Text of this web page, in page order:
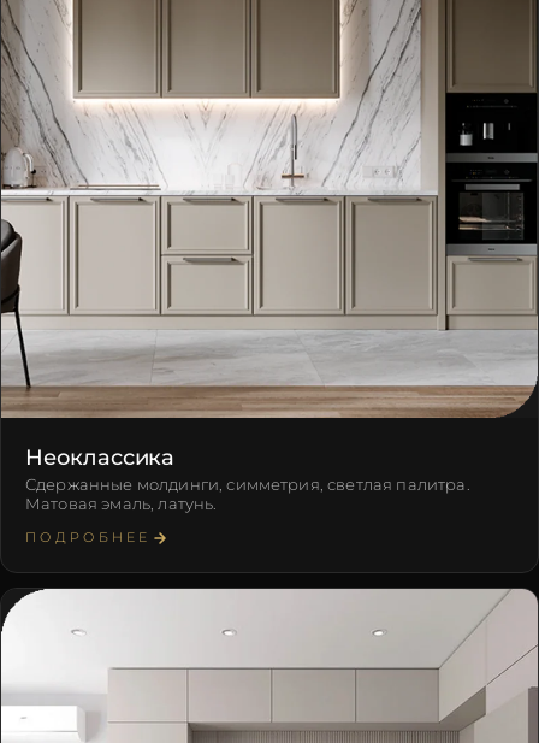
Неоклассика
Сдержанные молдинги, симметрия, светлая палитра.
Матовая эмаль, латунь.
ПОДРОБНЕЕ